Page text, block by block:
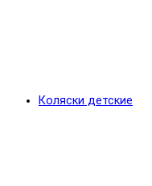
Коляски детские